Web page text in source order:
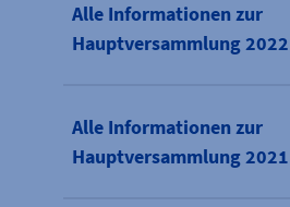
Alle Informationen zur
Hauptversammlung 2022
Alle Informationen zur
Hauptversammlung 2021